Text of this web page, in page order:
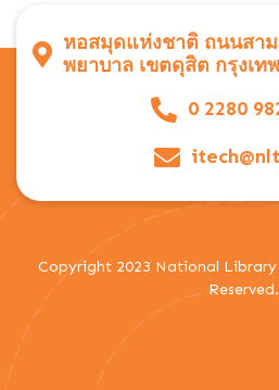
หอสมุดแห่งชาติ ถนนสาม
พยาบาล เขตดุสิต กรุงเท
0 2280
Copyright 2023 National
Reserved.